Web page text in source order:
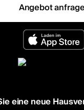
Angebot
eine neue